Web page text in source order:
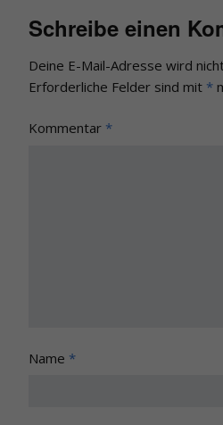
Schreibe einen
Deine E-Mail-Adresse wird
Erforderliche Felder sind mit *
Kommentar *
Name *